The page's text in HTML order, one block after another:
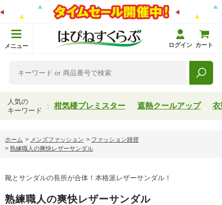
メニュー ログイン カート
人気の
キーワード
柑気楼プレミスター 遮熱クールアップ 衣
ホーム > メンズファッション > ファッション雑貨
> 熟練職人の爽快レザーサンダル
靴とサンダルの長所が合体！本格派レザーサンダル！
熟練職人の爽快レザーサンダル